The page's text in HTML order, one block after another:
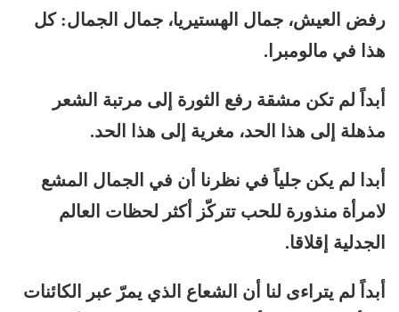
رفض العيش، جمال الهستيريا، جمال الجمال: كل
هذا في مالومبرا.
أبداً لم تكن مشقة رفع الثورة إلى مرتبة الشعر
مذهلة إلى هذا الحد، مغرية إلى هذا الحد.
أبدا لم يكن جلياً في نظرنا أن في الجمال المشع
لامرأة منذورة للحب تتركّز أكثر لحظات العالم
الجدلية إقلاقا.
أبداً لم يتراءى لنا أن الشعاع الذي يمرّ عبر الكائنات